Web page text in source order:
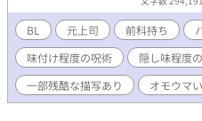
だということを。 怖い顔選手権
けたらいる人としては最適タイ
いお店や料理、海外の話がいっ
ださい。変なお店とかめっちゃ
でしょ？そうでしょ？
BL 元上司 前科持ち
味付け程度の呪術
隠し味程度
一部残酷な描写あり
オモウマ